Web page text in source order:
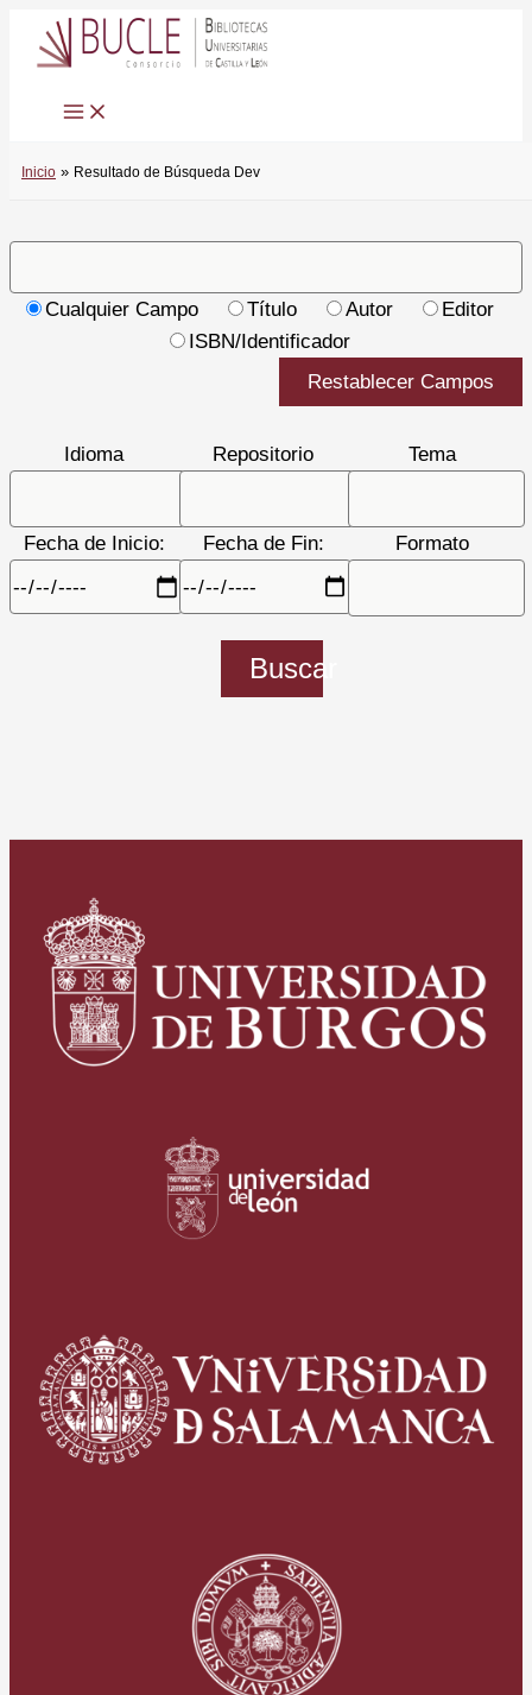
Inicio Resultado de Búsqueda Dev
Cualquier Campo Título Autor
Editor
ISBN/Identificador
Restablecer Campos
Idioma Repositorio Tema
Fecha de Inicio: Fecha de Fin: Formato
Buscar